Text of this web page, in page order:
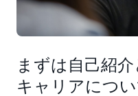
まずは自己紹
キャリアにつ